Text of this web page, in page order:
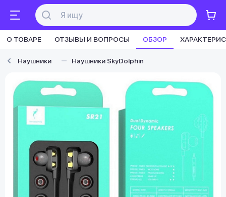
О ТОВАРЕ ОТЗЫВЫ И ВОПРОСЫ ОБЗОР
Наушники Наушники SkyDolphin